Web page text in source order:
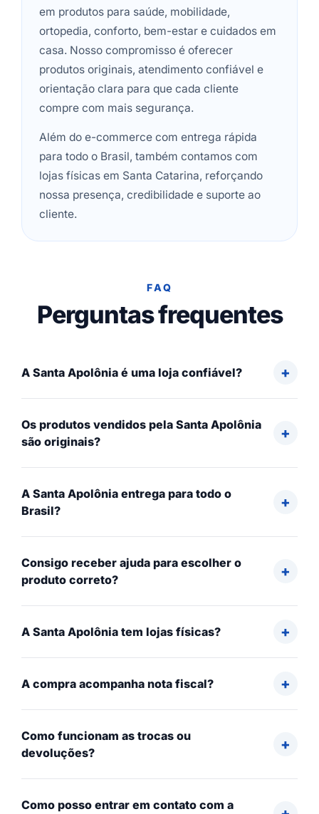
em produtos para saúde, mobilidade,
ortopedia, conforto, bem-estar e cuidados em
casa. Nosso compromisso é oferecer
produtos originais, atendimento confiável e
orientação clara para que cada cliente
compre com mais segurança.
Além do e-commerce com entrega rápida
para todo o Brasil, também contamos com
lojas físicas em Santa Catarina, reforçando
nossa presença, credibilidade e suporte ao
cliente.
FAQ
Perguntas frequentes
A Santa Apolônia é uma loja confiável?
Os produtos vendidos pela Santa Apolônia
são originais?
A Santa Apolônia entrega para todo o
Brasil?
Consigo receber ajuda para escolher o
produto correto?
A Santa Apolônia tem lojas físicas?
A compra acompanha nota fiscal?
Como funcionam as trocas ou
devoluções?
Como posso entrar em contato com a